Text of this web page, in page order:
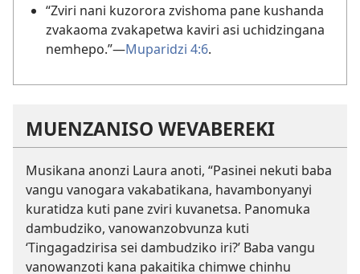
“Zviri nani kuzorora zvishoma pane kushanda
zvakaoma zvakapetwa kaviri asi uchidzingana
nemhepo.”—Muparidzi 4:6.
MUENZANISO WEVABEREKI
Musikana anonzi Laura anoti, “Pasinei nekuti baba
vangu vanogara vakabatikana, havambonyanyi
kuratidza kuti pane zviri kuvanetsa. Panomuka
dambudziko, vanowanzobvunza kuti
‘Tingagadzirisa sei dambudziko iri?’ Baba vangu
vanowanzoti kana pakaitika chimwe chinhu